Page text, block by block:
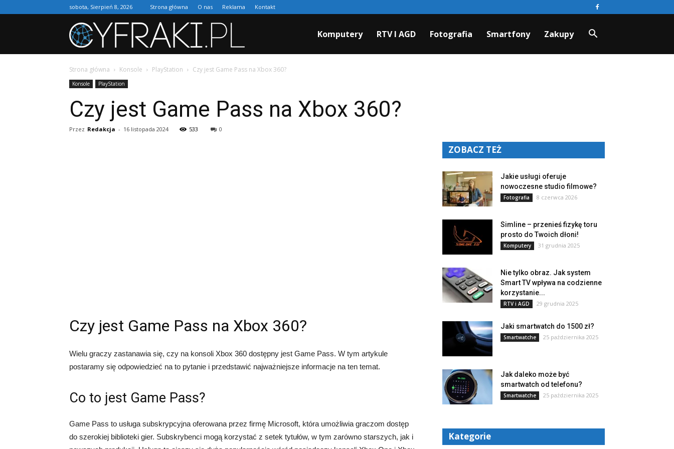
sobota, Sierpień 8, 2026 Strona główna O nas Reklama Kontakt
Komputery RTV I AGD Fotografia Smartfony Zakupy
Strona główna Konsole PlayStation Czy jest Game Pass na Xbox 360?
Konsole PlayStation
Czy jest Game Pass na Xbox 360?
Przez Redakcja - 16 listopada 2024 533 0
Czy jest Game Pass na Xbox 360?
Wielu graczy zastanawia się, czy na konsoli Xbox 360 dostępny jest Game Pass. W tym artykule
postaramy się odpowiedzieć na to pytanie i przedstawić najważniejsze informacje na ten temat.
Co to jest Game Pass?
Game Pass to usługa subskrypcyjna oferowana przez firmę Microsoft, która umożliwia graczom dostęp
do szerokiej biblioteki gier. Subskrybenci mogą korzystać z setek tytułów, w tym zarówno starszych, jak i
ZOBACZ TEŻ
Jakie usługi oferuje
nowoczesne studio filmowe?
Fotografia 8 czerwca 2026
Simline – przenieś fizykę toru
prosto do Twoich dłoni!
Komputery 31 grudnia 2025
Nie tylko obraz. Jak system
Smart TV wpływa na codzienne
korzystanie...
RTV i AGD 29 grudnia 2025
Jaki smartwatch do 1500 zł?
Smartwatche 25 października 2025
Jak daleko może być
smartwatch od telefonu?
Smartwatche 25 października 2025
Kategorie